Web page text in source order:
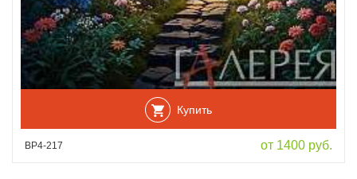
Купить
ВР4-217 от 1400 руб.